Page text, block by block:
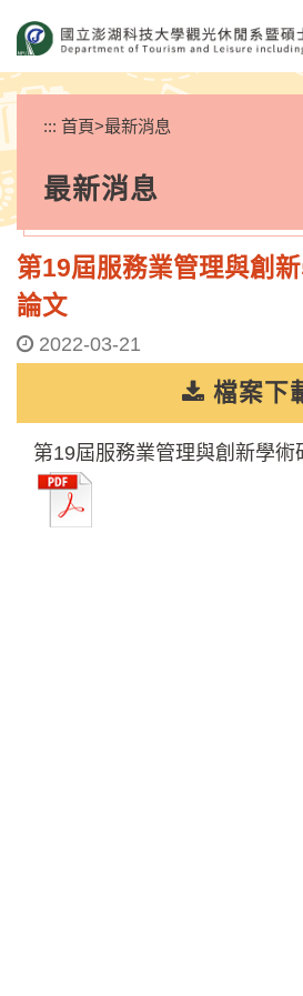
要
內
容
區
塊
::: 首頁>最新消息
最新消息
第19屆服務業管理與創
論文
2022-03-21
檔案下
第19屆服務業管理與創新學術